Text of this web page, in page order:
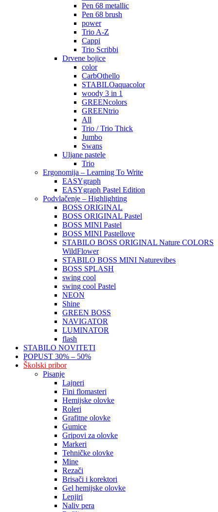
Pen 68 metallic
Pen 68 brush
power
Trio A-Z
Cappi
Trio Scribbi
Drvene bojice
color
CarbOthello
STABILOaquacolor
woody 3 in 1
GREENcolors
GREENtrio
All
Trio / Trio Thick
Jumbo
Swans
Uljane pastele
Trio
Ergonomija – Learning To Write
EASYgraph
EASYgraph Pastel Edition
Podvlačenje – Highlighting
BOSS ORIGINAL
BOSS ORIGINAL Pastel
BOSS MINI Pastel
BOSS MINI Pastellove
STABILO BOSS ORIGINAL Nature COLORS
WildFlower
STABILO BOSS MINI Naturevibes
BOSS SPLASH
swing cool
swing cool Pastel
NEON
Shine
GREEN BOSS
NAVIGATOR
LUMINATOR
flash
STABILO NOVITETI
POPUST 30% – 50%
Školski pribor
Pisanje
Lajneri
Fini flomasteri
Hemijske olovke
Roleri
Grafitne olovke
Gumice
Gripovi za olovke
Markeri
Tehničke olovke
Mine
Rezači
Brisači i korektori
Gel hemijske olovke
Lenjiri
Naliv pera